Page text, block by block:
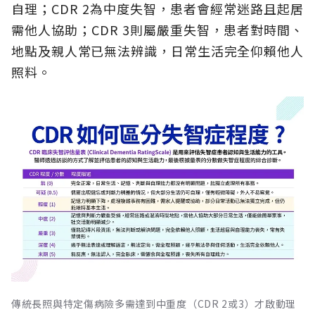
自理；CDR 2為中度失智，患者會經常迷路且起居
需他人協助；CDR 3則屬嚴重失智，患者對時間、
地點及親人常已無法辨識，日常生活完全仰賴他人
照料。
傳統長照與特定傷病險多需達到中重度（CDR 2或3）才啟動理